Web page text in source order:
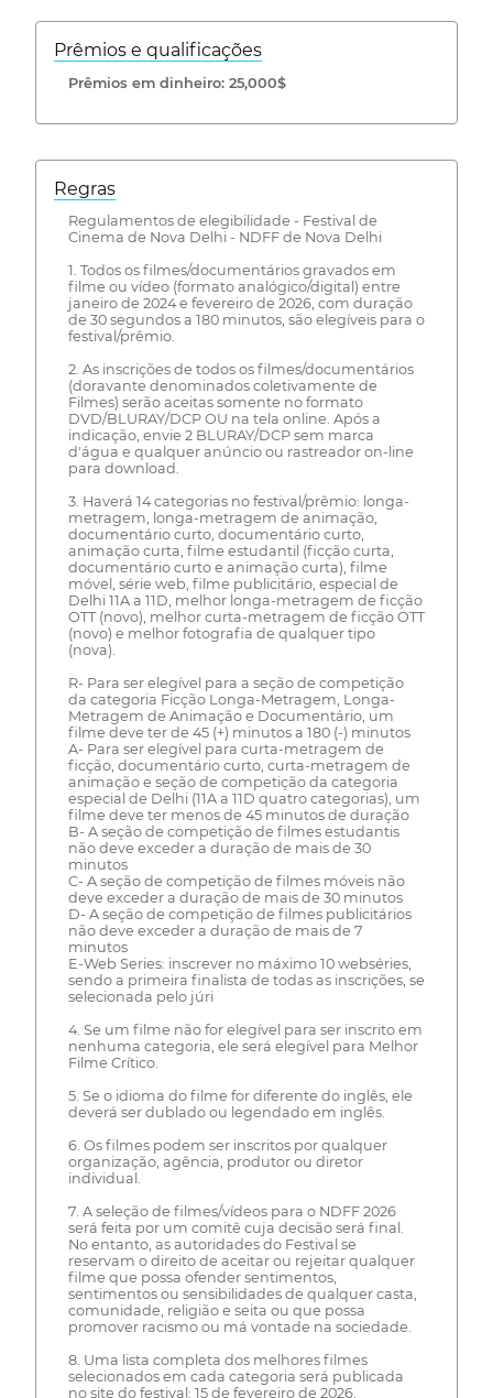
Prêmios e qualificações
Prêmios em dinheiro: 25,000$
Regras
Regulamentos de elegibilidade - Festival de
Cinema de Nova Delhi - NDFF de Nova Delhi
1. Todos os filmes/documentários gravados em
filme ou vídeo (formato analógico/digital) entre
janeiro de 2024 e fevereiro de 2026, com duração
de 30 segundos a 180 minutos, são elegíveis para o
festival/prêmio.
2. As inscrições de todos os filmes/documentários
(doravante denominados coletivamente de
Filmes) serão aceitas somente no formato
DVD/BLURAY/DCP OU na tela online. Após a
indicação, envie 2 BLURAY/DCP sem marca
d'água e qualquer anúncio ou rastreador on-line
para download.
3. Haverá 14 categorias no festival/prêmio: longa-
metragem, longa-metragem de animação,
documentário curto, documentário curto,
animação curta, filme estudantil (ficção curta,
documentário curto e animação curta), filme
móvel, série web, filme publicitário, especial de
Delhi 11A a 11D, melhor longa-metragem de ficção
OTT (novo), melhor curta-metragem de ficção OTT
(novo) e melhor fotografia de qualquer tipo
(nova).
R- Para ser elegível para a seção de competição
da categoria Ficção Longa-Metragem, Longa-
Metragem de Animação e Documentário, um
filme deve ter de 45 (+) minutos a 180 (-) minutos
A- Para ser elegível para curta-metragem de
ficção, documentário curto, curta-metragem de
animação e seção de competição da categoria
especial de Delhi (11A a 11D quatro categorias), um
filme deve ter menos de 45 minutos de duração
B- A seção de competição de filmes estudantis
não deve exceder a duração de mais de 30
minutos
C- A seção de competição de filmes móveis não
deve exceder a duração de mais de 30 minutos
D- A seção de competição de filmes publicitários
não deve exceder a duração de mais de 7
minutos
E-Web Series: inscrever no máximo 10 webséries,
sendo a primeira finalista de todas as inscrições, se
selecionada pelo júri
4. Se um filme não for elegível para ser inscrito em
nenhuma categoria, ele será elegível para Melhor
Filme Crítico.
5. Se o idioma do filme for diferente do inglês, ele
deverá ser dublado ou legendado em inglês.
6. Os filmes podem ser inscritos por qualquer
organização, agência, produtor ou diretor
individual.
7. A seleção de filmes/vídeos para o NDFF 2026
será feita por um comitê cuja decisão será final.
No entanto, as autoridades do Festival se
reservam o direito de aceitar ou rejeitar qualquer
filme que possa ofender sentimentos,
sentimentos ou sensibilidades de qualquer casta,
comunidade, religião e seita ou que possa
promover racismo ou má vontade na sociedade.
8. Uma lista completa dos melhores filmes
selecionados em cada categoria será publicada
no site do festival: 15 de fevereiro de 2026.